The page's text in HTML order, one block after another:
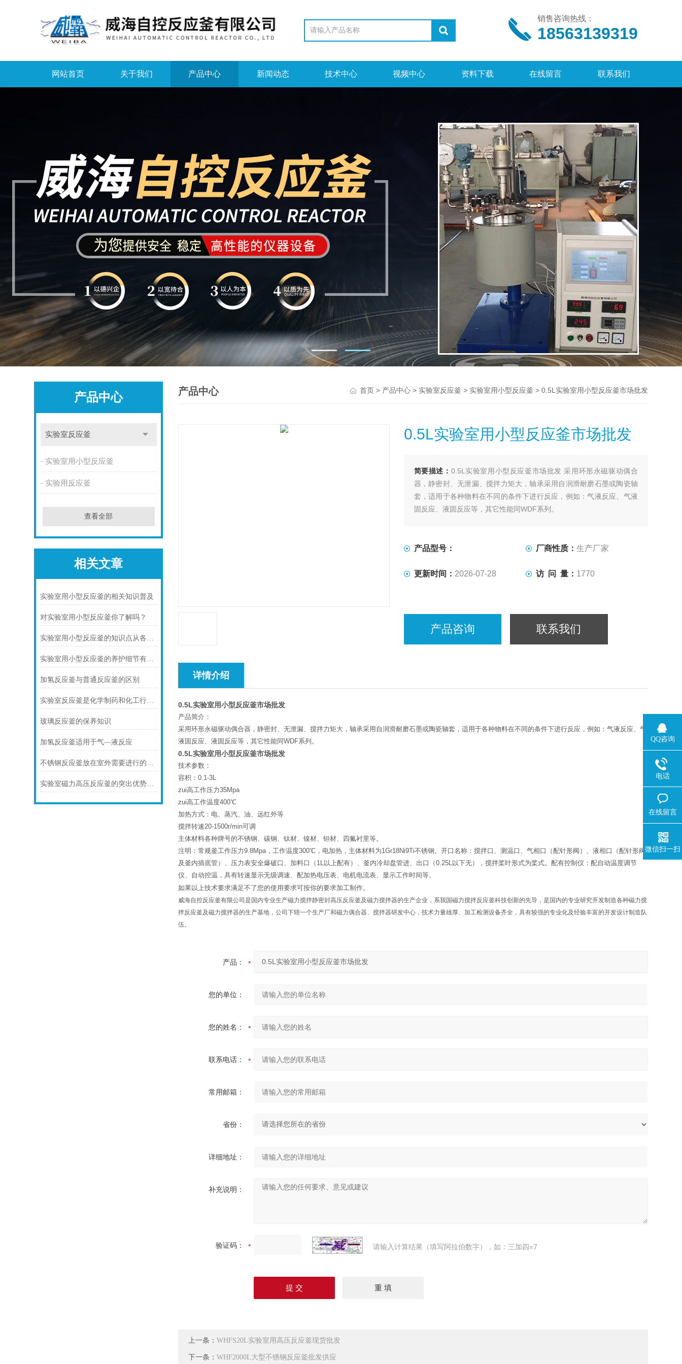
销售咨询热线：
18563139319
网站首页 关于我们 产品中心 新闻动态 技术中心 视频中心 资料下载 在线留言 联系我们
产品中心
实验室反应釜
实验室用小型反应釜
实验用反应釜
查看全部
相关文章
实验室用小型反应釜的相关知识普及
对实验室用小型反应釜你了解吗？
实验室用小型反应釜的知识点从各方面去着手
实验室用小型反应釜的养护细节有几点
加氢反应釜与普通反应釜的区别
实验室反应釜是化学制药和化工行业中重要的基础设备
玻璃反应釜的保养知识
加氢反应釜适用于气—液反应
不锈钢反应釜放在室外需要进行的保养有哪些
实验室磁力高压反应釜的突出优势介绍
产品中心 首页> 产品中心> 实验室反应釜 > 实验室用小型反应釜 > 0.5L实验室用小型反应釜市场批发
0.5L实验室用小型反应釜市场批发
简要描述： 0.5L实验室用小型反应釜市场批发 采用环形永磁驱动偶合
器，静密封、无泄漏、搅拌力矩大，轴承采用自润滑耐磨石墨或陶瓷轴
套，适用于各种物料在不同的条件下进行反应，例如：气液反应、气液
固反应、液固反应等，其它性能同WDF系列。
产品型号： 厂商性质：生产厂家
更新时间： 2026-07-28 访 问 量： 1770
产品咨询 联系我们
详情介绍
0.5L实验室用小型反应釜市场批发
产品简介：
采用环形永磁驱动偶合器，静密封、无泄漏、搅拌力矩大，轴承采用自润滑耐磨石墨或陶瓷轴套，适用于各种物料在不同的条件下进行反应，例如：气液反应、气
液固反应、液固反应等，其它性能同WDF系列。
0.5L实验室用小型反应釜市场批发
技术参数：
容积：0.1-3L
zui高工作压力35Mpa
zui高工作温度400℃
加热方式：电、蒸汽、油、远红外等
搅拌转速20-1500r/min可调
主体材料各种牌号的不锈钢、碳钢、钛材、镍材、钽材、四氟衬里等。
注明：常规釜工作压力9.8Mpa，工作温度300℃，电加热，主体材料为1Gr18Ni9Ti不锈钢。开口名称：搅拌口、测温口、气相口（配针形阀）、液相口（配针形阀
及釜内插底管）、压力表安全爆破口、加料口（1L以上配有）、釜内冷却盘管进、出口（0.25L以下无），搅拌桨叶形式为桨式。配有控制仪：配自动温度调节
仪、自动控温，具有转速显示无级调速、配加热电压表、电机电流表、显示工作时间等。
如果以上技术要求满足不了您的使用要求可按你的要求加工制作。
威海自控反应釜有限公司是国内专业生产磁力搅拌静密封高压反应釜及磁力搅拌器的生产企业，系我国磁力搅拌反应釜科技创新的先导，是国内的专业研究开发制造各种磁力搅
拌反应釜及磁力搅拌器的生产基地，公司下辖一个生产厂和磁力偶合器、搅拌器研发中心，技术力量雄厚、加工检测设备齐全，具有较强的专业化及经验丰富的开发设计制造队
伍。
产品：
您的单位：
您的姓名：
联系电话：
常用邮箱：
省份：
详细地址：
补充说明：
验证码： 请输入计算结果（填写阿拉伯数字），如：三加四=7
上一条：WHFS20L实验室用高压反应釜现货批发
下一条：WHF2000L大型不锈钢反应釜批发供应
QQ咨询
电话
在线留言
微信扫一扫